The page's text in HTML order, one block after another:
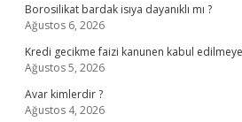
Borosilikat bardak isıya dayanıklı mı ?
Ağustos 6, 2026
Kredi gecikme faizi kanunen kabul
Ağustos 5, 2026
Avar kimlerdir ?
Ağustos 4, 2026